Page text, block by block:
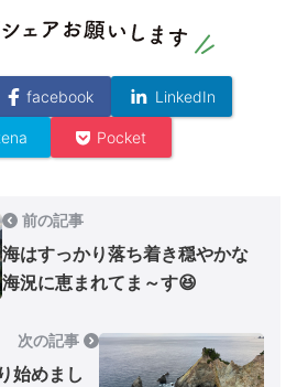
facebook LinkedIn
Pocket
前の記事
海はすっかり落ち着き穏やかな
海況に恵まれてま～す😆
次の記事
始めまし